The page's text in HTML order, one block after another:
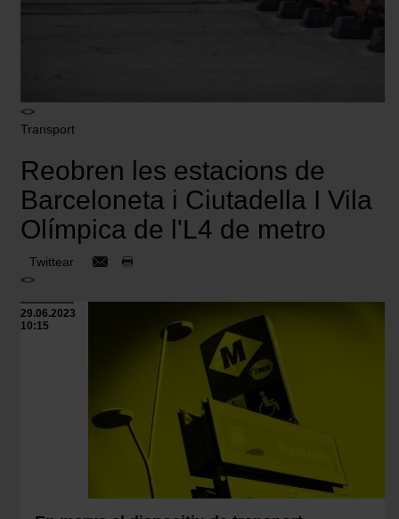
<>
Transport
Reobren les estacions de
Barceloneta i Ciutadella I Vila
Olímpica de l'L4 de metro
Twittear
<>
29.06.2023
10:15